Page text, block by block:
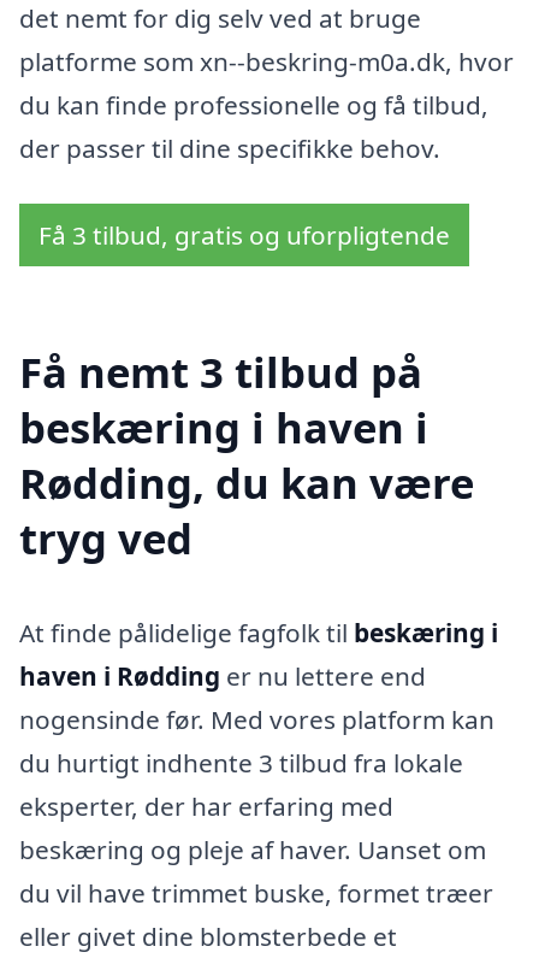
det nemt for dig selv ved at bruge
platforme som xn--beskring-m0a.dk, hvor
du kan finde professionelle og få tilbud,
der passer til dine specifikke behov.
Få 3 tilbud, gratis og uforpligtende
Få nemt 3 tilbud på
beskæring i haven i
Rødding, du kan være
tryg ved
At finde pålidelige fagfolk til beskæring i
haven i Rødding er nu lettere end
nogensinde før. Med vores platform kan
du hurtigt indhente 3 tilbud fra lokale
eksperter, der har erfaring med
beskæring og pleje af haver. Uanset om
du vil have trimmet buske, formet træer
eller givet dine blomsterbede et